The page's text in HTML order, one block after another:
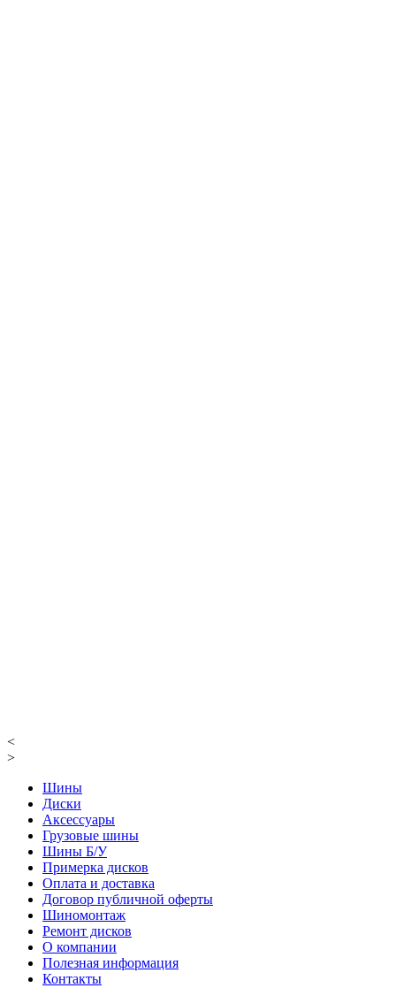
<
>
Шины
Диски
Аксессуары
Грузовые шины
Шины Б/У
Примерка дисков
Оплата и доставка
Договор публичной оферты
Шиномонтаж
Ремонт дисков
О компании
Полезная информация
Контакты